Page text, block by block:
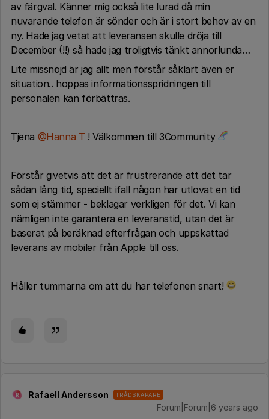
av färgval. Känner mig också lite lurad då min
nuvarande telefon är sönder och är i stort behov av en
ny. Hade jag vetat att leveransen skulle dröja till
December (!!) så hade jag troligtvis tänkt annorlunda…
Lite missnöjd är jag allt men förstår såklart även er
situation.. hoppas informationsspridningen till
personalen kan förbättras.
Tjena @Hanna T ! Välkommen till 3Community
Förstår givetvis att det är frustrerande att det tar
sådan lång tid, speciellt ifall någon har utlovat en tid
som ej stämmer - beklagar verkligen för det. Vi kan
nämligen inte garantera en leveranstid, utan det är
baserat på beräknad efterfrågan och uppskattad
leverans av mobiler från Apple till oss.
Håller tummarna om att du har telefonen snart!
R Rafaell Andersson TRÅDSKAPARE
Forum|Forum|6 years ago